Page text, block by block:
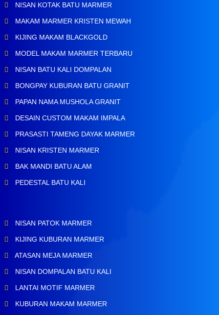
NISAN KOTAK BATU MARMER
MAKAM MARMER KRISTEN MEWAH
KIJING MAKAM BLACKGOLD
MODEL MAKAM MARMER TERBARU
NISAN BATU KALI DOMPALAN
BONGPAY KUBURAN BATU GRANIT
PAPAN NAMA MUSHOLA GRANIT
DESAIN CUSTOM MAKAM IMPALA
PRASASTI TAMENG DAYAK MARMER
NISAN KRISTEN MARMER
BAK MANDI BATU ALAM
PEDESTAL BATU KALI
NISAN PATOK MARMER
KIJING KUBURAN MARMER
ATASAN MEJA MARMER
NISAN DOMPALAN BATU KALI
LANTAI MOTIF MARMER
KUBURAN MAKAM MARMER